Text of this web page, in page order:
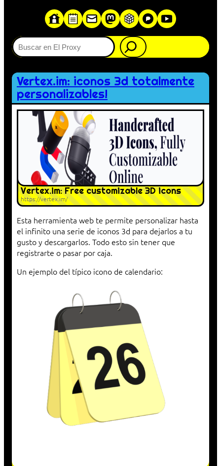
Buscar
Vertex.im: iconos 3d totalmente
personalizables!
Vertex.im: Free customizable 3D icons
https://vertex.im/
Esta herramienta web te permite personalizar hasta
el infinito una serie de iconos 3d para dejarlos a tu
gusto y descargarlos. Todo esto sin tener que
registrarte o pasar por caja.
Un ejemplo del típico icono de calendario: